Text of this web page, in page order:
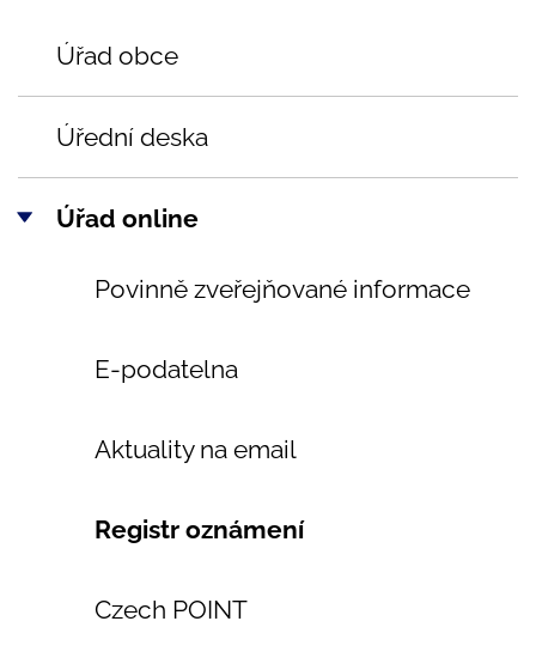
Úřad obce
Úřední deska
Úřad online
Povinně zveřejňované informace
E-podatelna
Aktuality na email
Registr oznámení
Czech POINT